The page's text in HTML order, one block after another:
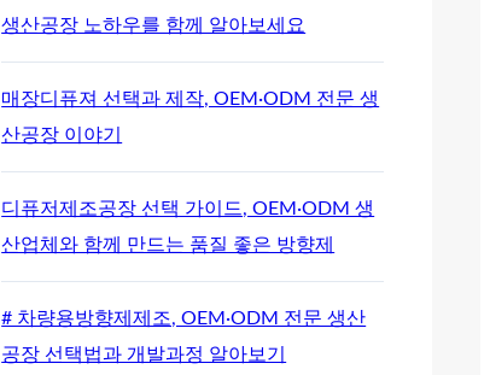
생산공장 노하우를 함께 알아보세요
매장디퓨져 선택과 제작, OEM·ODM 전문 생
산공장 이야기
디퓨저제조공장 선택 가이드, OEM·ODM 생
산업체와 함께 만드는 품질 좋은 방향제
# 차량용방향제제조, OEM·ODM 전문 생산
공장 선택법과 개발과정 알아보기